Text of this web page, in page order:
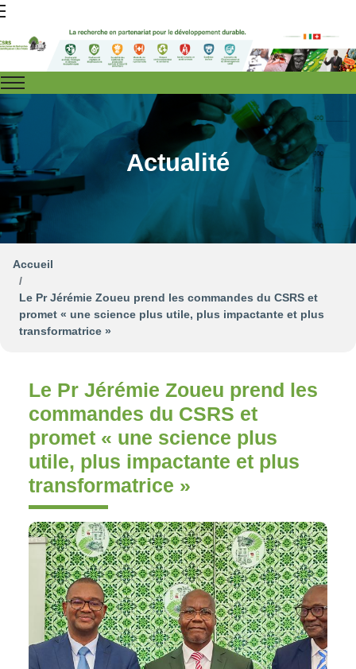
Actualité
Accueil
Le Pr Jérémie Zoueu prend les commandes du CSRS et
promet « une science plus utile, plus impactante et plus
transformatrice »
Le Pr Jérémie Zoueu prend les
commandes du CSRS et
promet « une science plus
utile, plus impactante et plus
transformatrice »